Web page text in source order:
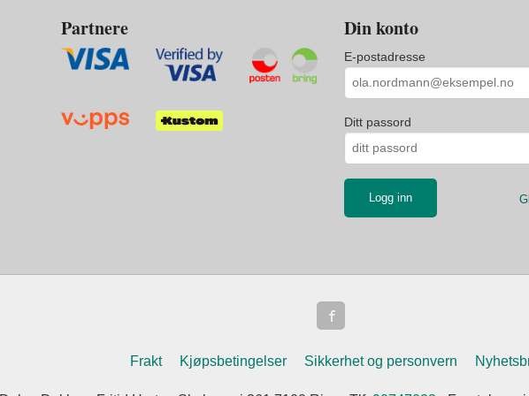
Partnere Din konto
E-postadresse
Ditt passord
Frakt Kjøpsbetingelser Sikkerhet og personvern